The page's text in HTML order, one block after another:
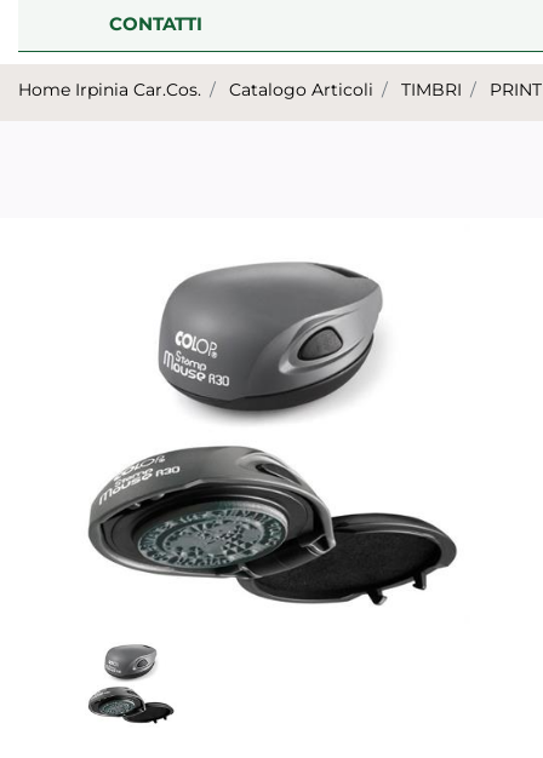
CONTATTI
Home Irpinia Car.Cos. Catalogo Articoli TIMBRI